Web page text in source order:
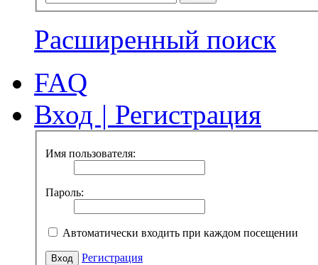
Расширенный поиск
FAQ
Вход | Регистрация
Имя пользователя:
Пароль:
Автоматически входить при каждом посещении
Регистрация